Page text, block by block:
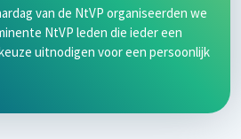
van de NtVP organiseerden we
NtVP leden die ieder een
uitnodigen voor een persoonlijk